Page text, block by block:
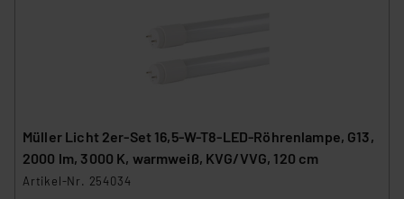
Müller Licht 2er-Set 16,5-W-T8-LED-Röhrenlampe, G13,
2000 lm, 3000 K, warmweiß, KVG/VVG, 120 cm
Artikel-Nr. 254034